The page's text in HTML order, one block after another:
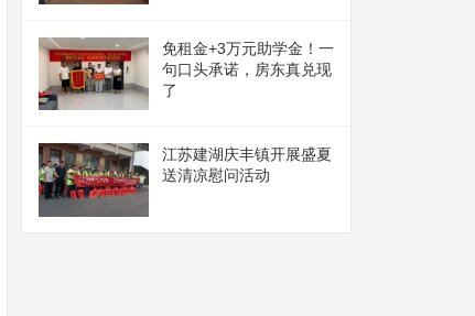
免租金+3万元助学金！一
句口头承诺，房东真兑现
了
江苏建湖庆丰镇开展盛夏
送清凉慰问活动